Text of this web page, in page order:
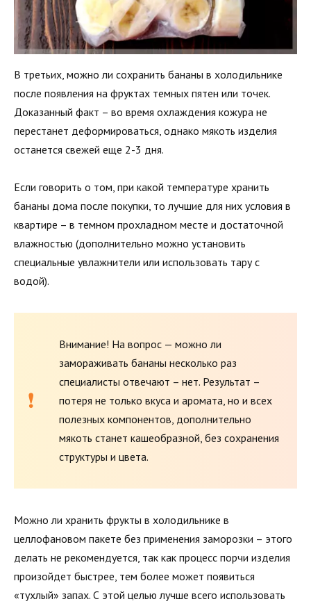
В третьих, можно ли сохранить бананы в холодильнике
после появления на фруктах темных пятен или точек.
Доказанный факт – во время охлаждения кожура не
перестанет деформироваться, однако мякоть изделия
останется свежей еще 2-3 дня.
Если говорить о том, при какой температуре хранить
бананы дома после покупки, то лучшие для них условия в
квартире – в темном прохладном месте и достаточной
влажностью (дополнительно можно установить
специальные увлажнители или использовать тару с
водой).
Внимание! На вопрос — можно ли
замораживать бананы несколько раз
специалисты отвечают – нет. Результат –
потеря не только вкуса и аромата, но и всех
полезных компонентов, дополнительно
мякоть станет кашеобразной, без сохранения
структуры и цвета.
Можно ли хранить фрукты в холодильнике в
целлофановом пакете без применения заморозки – этого
делать не рекомендуется, так как процесс порчи изделия
произойдет быстрее, тем более может появиться
«тухлый» запах. С этой целью лучше всего использовать